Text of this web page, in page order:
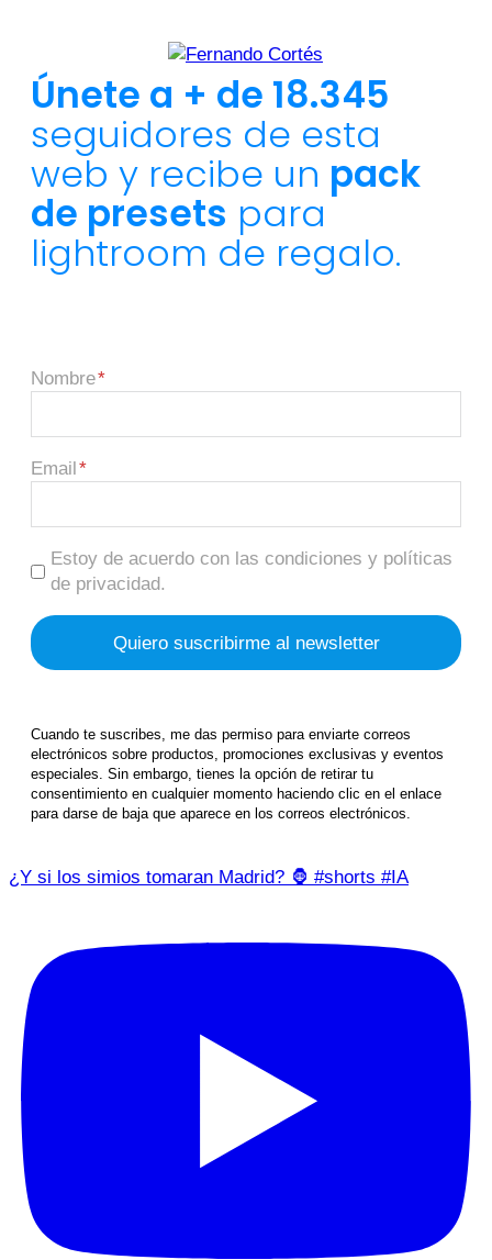
Únete a + de 18.345
seguidores de esta
web y recibe un pack
de presets para
lightroom de regalo.
Nombre
Email
Estoy de acuerdo con las condiciones y políticas
de privacidad.
Cuando te suscribes, me das permiso para enviarte correos
electrónicos sobre productos, promociones exclusivas y eventos
especiales. Sin embargo, tienes la opción de retirar tu
consentimiento en cualquier momento haciendo clic en el enlace
para darse de baja que aparece en los correos electrónicos.
¿Y si los simios tomaran Madrid? 🦍 #shorts #IA